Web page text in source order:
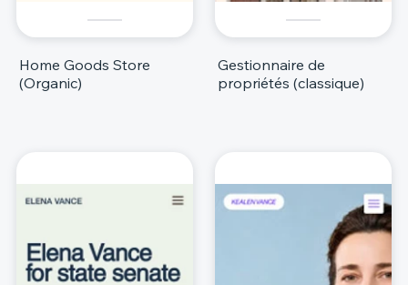
Home Goods Store
(Organic)
Gestionnaire de
propriétés (classique)